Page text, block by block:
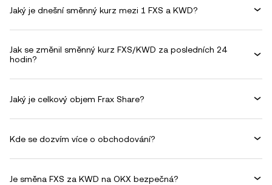
Jaký je dnešní směnný kurz mezi 1 FXS a KWD?
Jak se změnil směnný kurz FXS/KWD za posledních 24
hodin?
Jaký je celkový objem Frax Share?
Kde se dozvím více o obchodování?
Je směna FXS za KWD na OKX bezpečná?